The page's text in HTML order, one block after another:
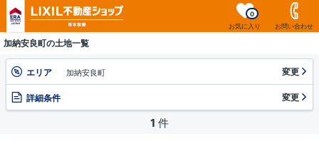
お気に入り
0
お問い合わせ
加納安良町の土地一覧
エリア 加納安良町 変更
詳細条件 変更
1 件